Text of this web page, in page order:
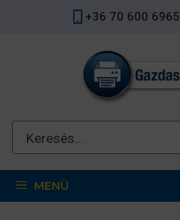
+36 70 600 6965
MENÜ